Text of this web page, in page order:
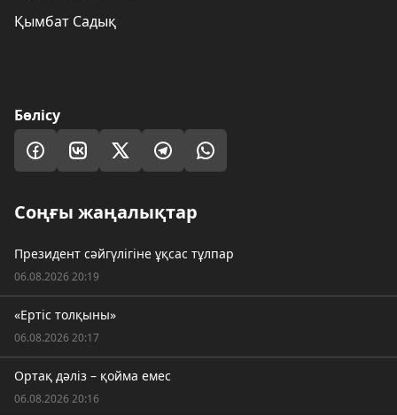
Қымбат Садық
Бөлісу
Соңғы жаңалықтар
Президент сәйгүлігіне ұқсас тұлпар
06.08.2026 20:19
«Ертіс толқыны»
06.08.2026 20:17
Ортақ дәліз – қойма емес
06.08.2026 20:16